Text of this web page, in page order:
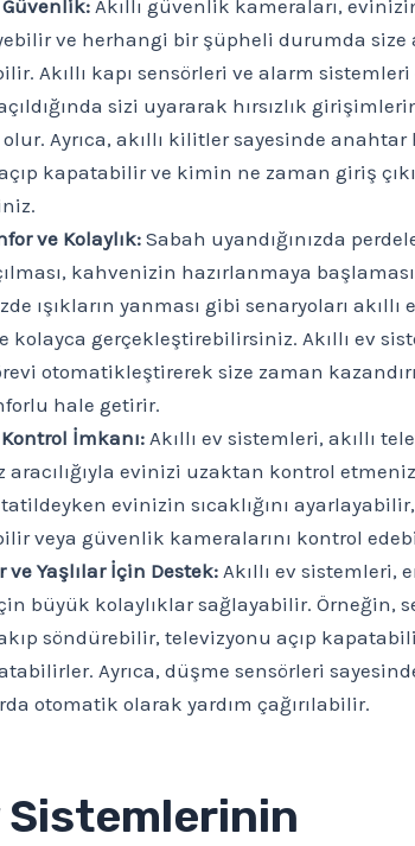
Akıllı güvenlik kameraları,
ve herhangi bir şüpheli durumda size
Akıllı kapı sensörleri ve alarm sistemleri
sizi uyararak hırsızlık
olur. Ayrıca, akıllı kilitler sayesinde
açıp kapatabilir ve kimin ne zaman giriş
ve Kolaylık:Sabah uyandığınızda
kahvenizin hazırlanmaya
ışıkların yanması gibi senaryoları akıllı
kolayca gerçekleştirebilirsiniz. Akıllı ev
otomatikleştirerek size zaman
hale getirir.
İmkanı:Akıllı ev sistemleri, akıllı
evinizi uzaktan kontrol
evinizin sıcaklığını ayarlayabilir,
veya güvenlik kameralarını kontrol
ve Yaşlılar İçin Destek:Akıllı ev sistemleri,
büyük kolaylıklar sağlayabilir. Örneğin,
söndürebilir, televizyonu açıp
Ayrıca, düşme sensörleri
otomatik olarak yardım çağırılabilir.
Sistemlerinin